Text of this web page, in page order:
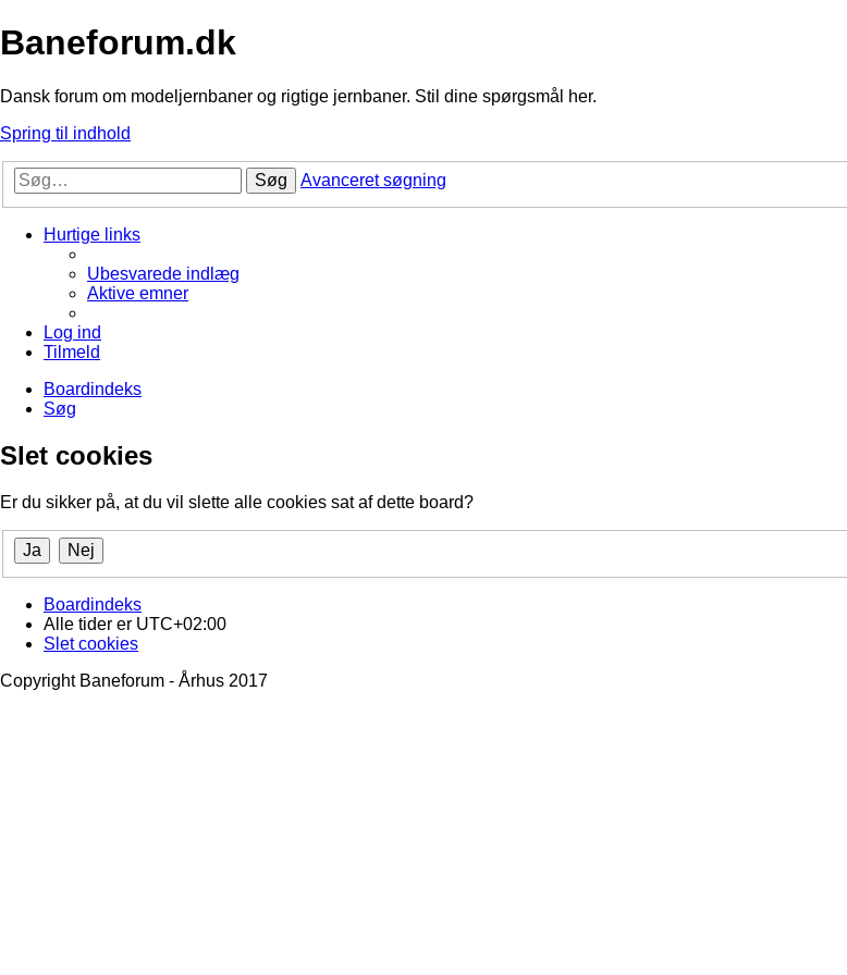
Baneforum.dk
Dansk forum om modeljernbaner og rigtige jernbaner. Stil dine spørgsmål her.
Spring til indhold
Søg Avanceret søgning
Hurtige links
Ubesvarede indlæg
Aktive emner
Log ind
Tilmeld
Boardindeks
Søg
Slet cookies
Er du sikker på, at du vil slette alle cookies sat af dette board?
Boardindeks
Alle tider er UTC+02:00
Slet cookies
Copyright Baneforum - Århus 2017